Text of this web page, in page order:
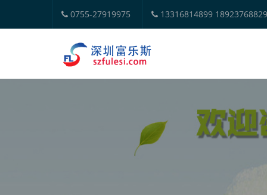
0755-27919975 13316814899 18923768829